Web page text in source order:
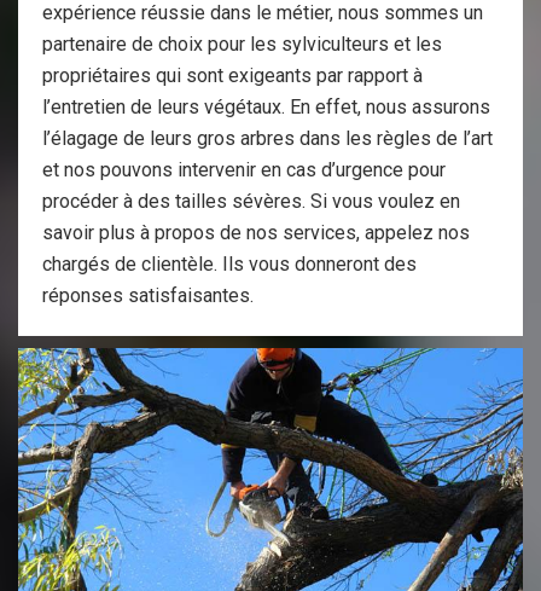
expérience réussie dans le métier, nous sommes un
partenaire de choix pour les sylviculteurs et les
propriétaires qui sont exigeants par rapport à
l’entretien de leurs végétaux. En effet, nous assurons
l’élagage de leurs gros arbres dans les règles de l’art
et nos pouvons intervenir en cas d’urgence pour
procéder à des tailles sévères. Si vous voulez en
savoir plus à propos de nos services, appelez nos
chargés de clientèle. Ils vous donneront des
réponses satisfaisantes.